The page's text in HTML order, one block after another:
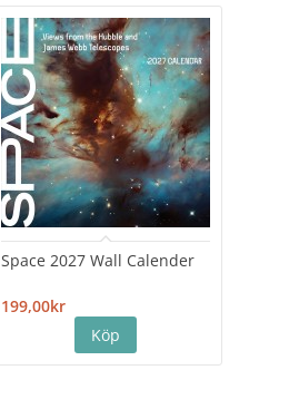
Space 2027 Wall Calender
199,00kr